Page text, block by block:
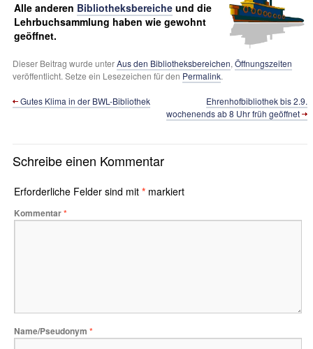
Alle anderen Bibliotheksbereiche und die
Lehrbuchsammlung haben wie gewohnt
geöffnet.
Dieser Beitrag wurde unterAus den Bibliotheksbereichen, Öffnungszeiten
veröffentlicht. Setze ein Lesezeichen für den Permalink.
Gutes Klima in der BWL-Bibliothek
Ehrenhofbibliothek bis 2.9.
wochenends ab 8 Uhr früh geöffnet
Schreibe einen Kommentar
Erforderliche Felder sind mit * markiert
Kommentar*
Name/Pseudonym *